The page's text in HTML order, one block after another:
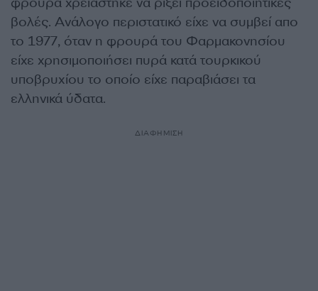
βολές. Ανάλογο περιστατικό είχε να συμβεί απο
το 1977, όταν η φρουρά του Φαρμακονησίου
είχε χρησιμοποιήσει πυρά κατά τουρκικού
υποβρυχίου το οποίο είχε παραβιάσει τα
ελληνικά ύδατα.
ΔΙΑΦΗΜΙΣΗ